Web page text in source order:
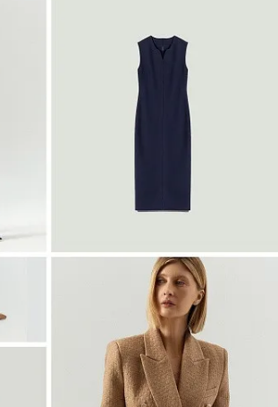
Топ с металлической вставкой
GL112/lewpard
SALE